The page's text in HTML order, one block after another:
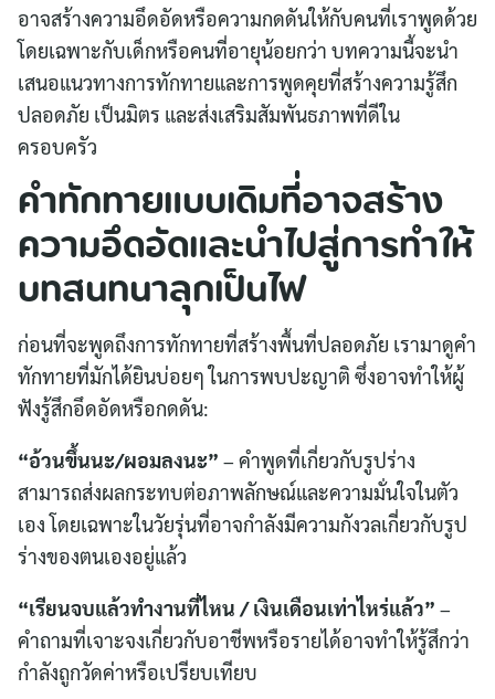
อาจสร้างความอึดอัดหรือความกดดันให้กับคนที่เราพูดด้วย
โดยเฉพาะกับเด็กหรือคนที่อายุน้อยกว่า บทความนี้จะนำ
เสนอแนวทางการทักทายและการพูดคุยที่สร้างความรู้สึก
ปลอดภัย เป็นมิตร และส่งเสริมสัมพันธภาพที่ดีใน
ครอบครัว
คำทักทายแบบเดิมที่อาจสร้าง
ความอึดอัดและนำไปสู่การทำให้
บทสนทนาลุกเป็นไฟ
ก่อนที่จะพูดถึงการทักทายที่สร้างพื้นที่ปลอดภัย เรามาดูคำ
ทักทายที่มักได้ยินบ่อยๆ ในการพบปะญาติ ซึ่งอาจทำให้ผู้
ฟังรู้สึกอึดอัดหรือกดดัน:
“อ้วนขึ้นนะ/ผอมลงนะ” – คำพูดที่เกี่ยวกับรูปร่าง
สามารถส่งผลกระทบต่อภาพลักษณ์และความมั่นใจในตัว
เอง โดยเฉพาะในวัยรุ่นที่อาจกำลังมีความกังวลเกี่ยวกับรูป
ร่างของตนเองอยู่แล้ว
“เรียนจบแล้วทำงานที่ไหน / เงินเดือนเท่าไหร่แล้ว” –
คำถามที่เจาะจงเกี่ยวกับอาชีพหรือรายได้อาจทำให้รู้สึกว่า
กำลังถูกวัดค่าหรือเปรียบเทียบ